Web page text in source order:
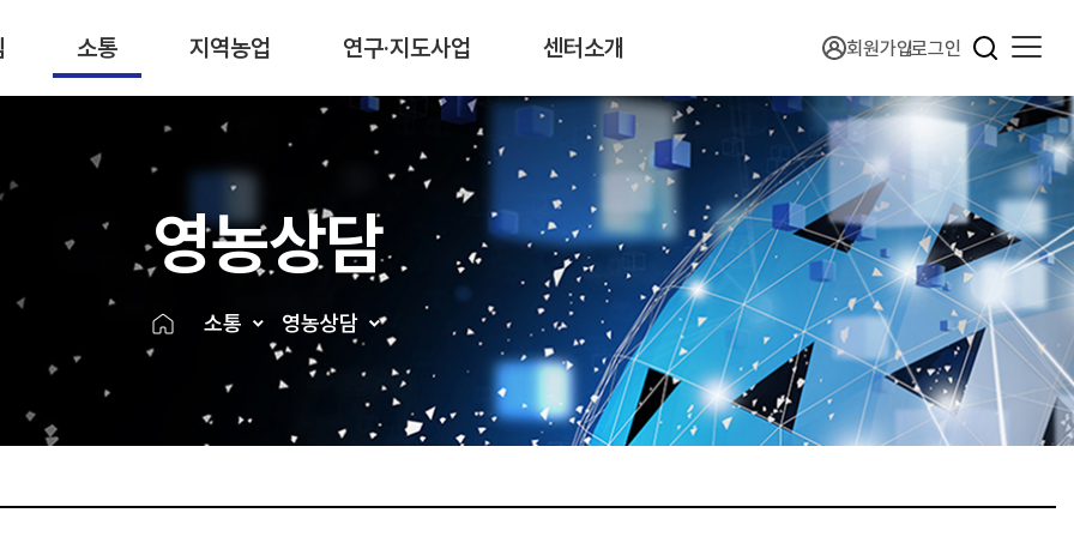
소통 지역농업 연구·지도사업 센터소개 회원가입로그인
영농상담
소통 영농상담